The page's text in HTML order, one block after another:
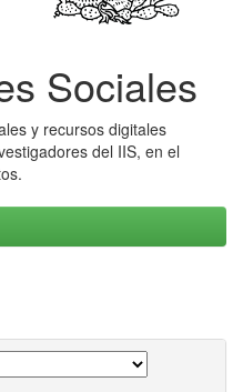
Sociales
y recursos digitales
del IIS, en el